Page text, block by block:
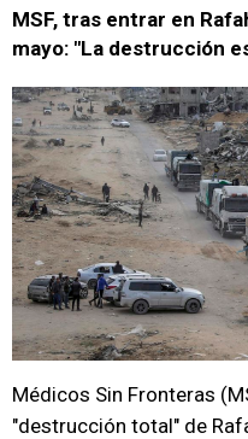
MSF, tras entrar en
mayo: "La destrucción
Médicos Sin Fronteras
"destrucción total" de